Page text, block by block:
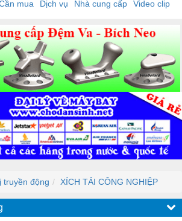
mua Dịch vụ Nhà cung cấp Video clip
truyền động XÍCH TẢI CÔNG NGHIỆP